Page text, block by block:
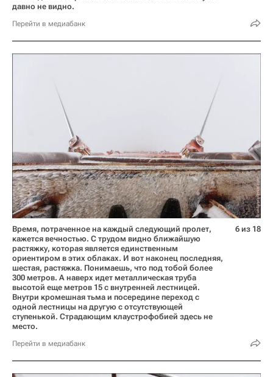
давно не видно.
Перейти в медиабанк
Время, потраченное на каждый следующий пролет,
кажется вечностью. С трудом видно ближайшую
растяжку, которая является единственным
ориентиром в этих облаках. И вот наконец последняя,
шестая, растяжка. Понимаешь, что под тобой более
300 метров. А наверх идет металлическая труба
высотой еще метров 15 с внутренней лестницей.
Внутри кромешная тьма и посередине переход с
одной лестницы на другую с отсутствующей
ступенькой. Страдающим клаустрофобией здесь не
место.
Перейти в медиабанк
6 из 18